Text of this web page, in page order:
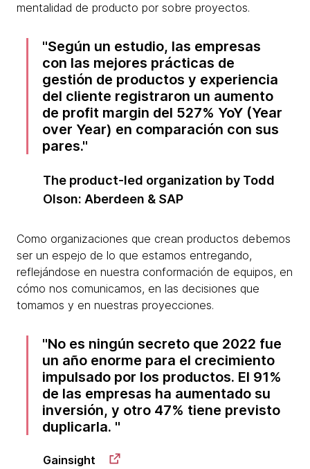
mentalidad de producto por sobre proyectos.
Según un estudio, las empresas
con las mejores prácticas de
gestión de productos y experiencia
del cliente registraron un aumento
de profit margin del 527% YoY (Year
over Year) en comparación con sus
pares.
The product-led organization by Todd
Olson: Aberdeen & SAP
Como organizaciones que crean productos debemos
ser un espejo de lo que estamos entregando,
reflejándose en nuestra conformación de equipos, en
cómo nos comunicamos, en las decisiones que
tomamos y en nuestras proyecciones.
No es ningún secreto que 2022 fue
un año enorme para el crecimiento
impulsado por los productos. El 91%
de las empresas ha aumentado su
inversión, y otro 47% tiene previsto
duplicarla.
Gainsight